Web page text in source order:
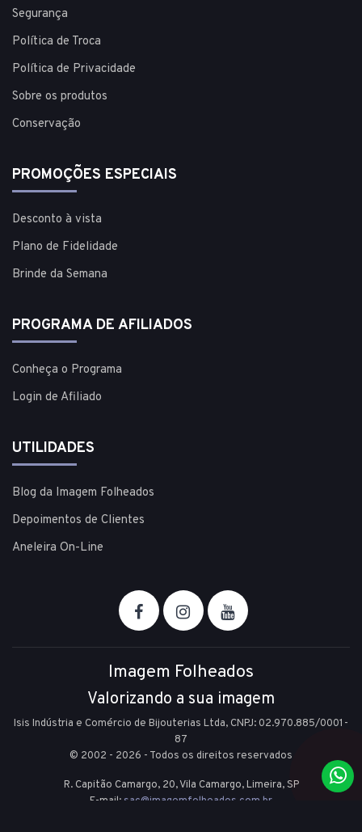
Segurança
Política de Troca
Política de Privacidade
Sobre os produtos
Conservação
PROMOÇÕES ESPECIAIS
Desconto à vista
Plano de Fidelidade
Brinde da Semana
PROGRAMA DE AFILIADOS
Conheça o Programa
Login de Afiliado
UTILIDADES
Blog da Imagem Folheados
Depoimentos de Clientes
Aneleira On-Line
Imagem Folheados
Valorizando a sua imagem
Isis Indústria e Comércio de Bijouterias Ltda, CNPJ: 02.970.885/0001-
87
© 2002 - 2026 - Todos os direitos reservados
R. Capitão Camargo, 20, Vila Camargo,Limeira,SP
E-mail: sac@imagemfolheados.com.br